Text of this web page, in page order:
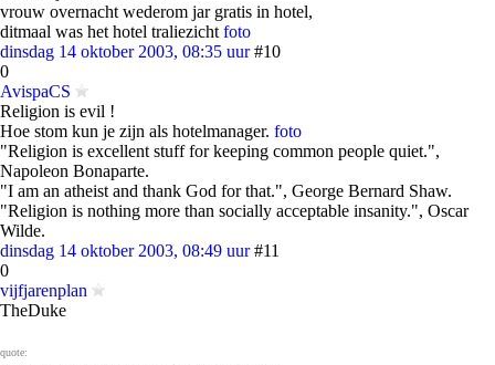
vrouw overnacht wederom jar gratis in hotel,
ditmaal was het hotel traliezicht foto
dinsdag 14 oktober 2003, 08:35 uur #10
0
AvispaCS
Religion is evil !
Hoe stom kun je zijn als hotelmanager. foto
"Religion is excellent stuff for keeping common people quiet.",
Napoleon Bonaparte.
"I am an atheist and thank God for that.", George Bernard Shaw.
"Religion is nothing more than socially acceptable insanity.", Oscar
Wilde.
dinsdag 14 oktober 2003, 08:49 uur #11
0
vijfjarenplan
TheDuke
quote: